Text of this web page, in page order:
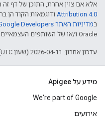
אלא אם צוין אחרת, התוכן של דף זה
Attribution 4.0 ודוגמאות הקוד הן
במדיניות האתר Google Developers‏
Oracle ו/או של השותפים העצמאיים שלה.
עדכון אחרון: 2026-04-11 (שעון UTC).
מידע על Apigee
We're part of Google
אירועים